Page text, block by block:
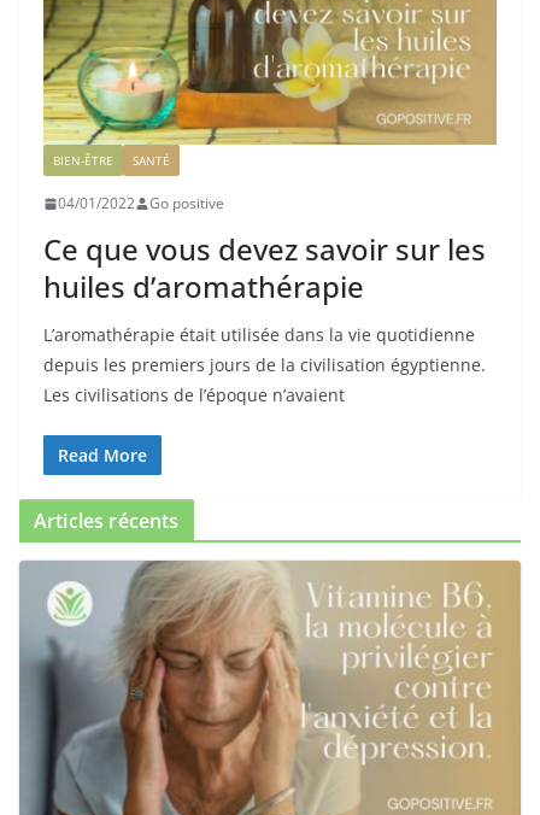
BIEN-ÊTRE SANTÉ
04/01/2022 Go positive
Ce que vous devez savoir sur les
huiles d’aromathérapie
L’aromathérapie était utilisée dans la vie quotidienne
depuis les premiers jours de la civilisation égyptienne.
Les civilisations de l’époque n’avaient
Read More
Articles récents